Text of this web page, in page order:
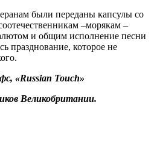
были переданы капсулы со
–морякам –
и общим исполнение песни
празднование, которое не
«Russian Touch»
Великобритании.